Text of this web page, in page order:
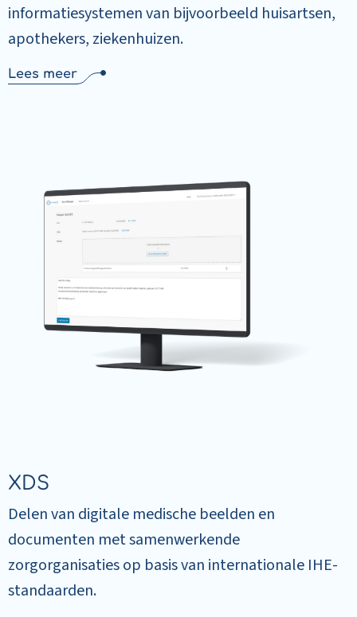
informatiesystemen van bijvoorbeeld huisartsen,
apothekers, ziekenhuizen.
Lees meer
XDS
Delen van digitale medische beelden en
documenten met samenwerkende
zorgorganisaties op basis van internationale IHE-
standaarden.